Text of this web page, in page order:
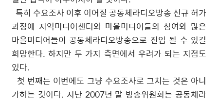
특히 수요조사 이후 이어질 공동체라디오방송 신규 허가
과정에 지역미디어센터와 마을미디어들의 참여와 많은
마을미디어들이 공동체라디오방송으로 진입 될 수 있길
희망한다.하지만 두 가지 측면에서 우려가 되는 지점도
있다.
첫 번째는 이번에도 그냥 수요조사로 그치는 것은 아니
가하는 것이다. 지난 2007년 말 방송위원회는 공동체라